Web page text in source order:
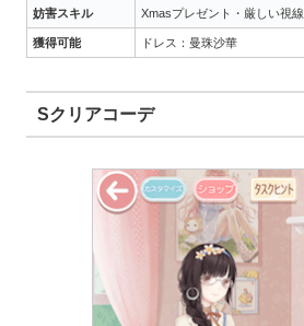
妨害スキル Xmasプレゼント・厳しい視線
獲得可能 ドレス：曼珠沙華
Sクリアコーデ